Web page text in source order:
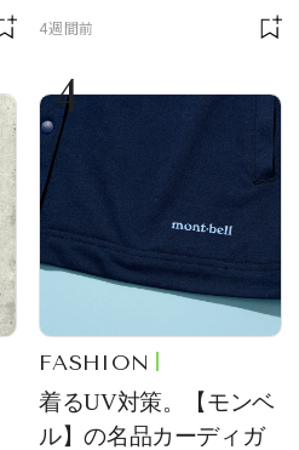
ンド【フレデリック・
をレビュー。【それい
け！ 良品ハンター】
4週間前
4
FASHION
着るUV対策。【モンベ
ル】の名品カーディガ